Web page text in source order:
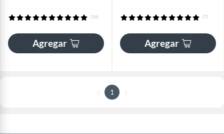
(16)
Agregar
(7)
Agregar
1